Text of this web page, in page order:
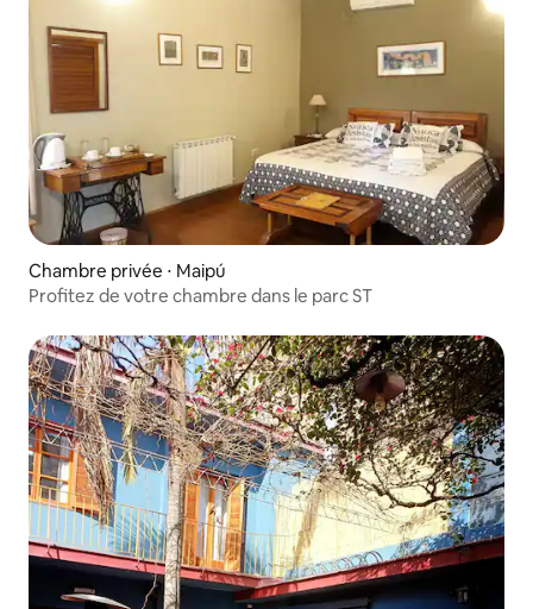
Chambre privée ⋅ Maipú
Profitez de votre chambre dans le parc ST